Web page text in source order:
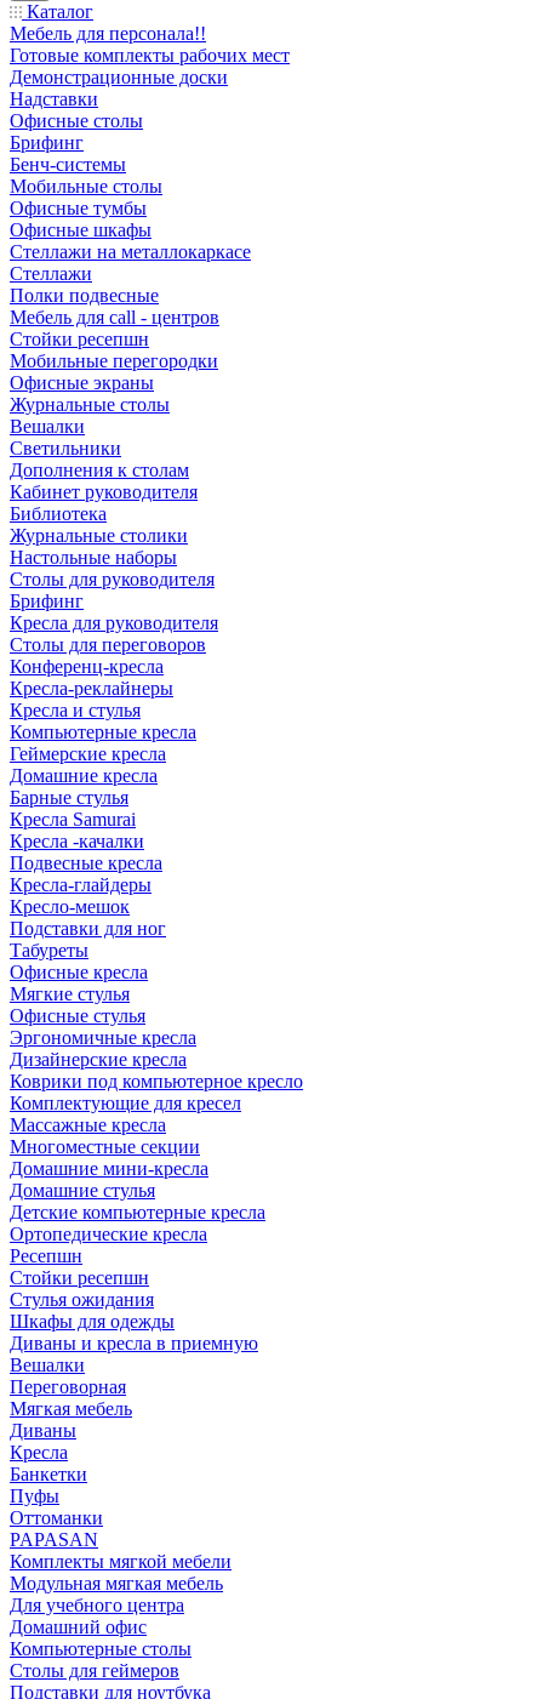
Каталог
Мебель для персонала!!
Готовые комплекты рабочих мест
Демонстрационные доски
Надставки
Офисные столы
Брифинг
Бенч-системы
Мобильные столы
Офисные тумбы
Офисные шкафы
Стеллажи на металлокаркасе
Стеллажи
Полки подвесные
Мебель для call - центров
Стойки ресепшн
Мобильные перегородки
Офисные экраны
Журнальные столы
Вешалки
Светильники
Дополнения к столам
Кабинет руководителя
Библиотека
Журнальные столики
Настольные наборы
Столы для руководителя
Брифинг
Кресла для руководителя
Столы для переговоров
Конференц-кресла
Кресла-реклайнеры
Кресла и стулья
Компьютерные кресла
Геймерские кресла
Домашние кресла
Барные стулья
Кресла Samurai
Кресла -качалки
Подвесные кресла
Кресла-глайдеры
Кресло-мешок
Подставки для ног
Табуреты
Офисные кресла
Мягкие стулья
Офисные стулья
Эргономичные кресла
Дизайнерские кресла
Коврики под компьютерное кресло
Комплектующие для кресел
Массажные кресла
Многоместные секции
Домашние мини-кресла
Домашние стулья
Детские компьютерные кресла
Ортопедические кресла
Ресепшн
Стойки ресепшн
Стулья ожидания
Шкафы для одежды
Диваны и кресла в приемную
Вешалки
Переговорная
Мягкая мебель
Диваны
Кресла
Банкетки
Пуфы
Оттоманки
PAPASAN
Комплекты мягкой мебели
Модульная мягкая мебель
Для учебного центра
Домашний офис
Компьютерные столы
Столы для геймеров
Подставки для ноутбука